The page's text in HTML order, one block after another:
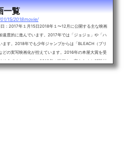
一覧
15/2018movie/
：2017年１月15日2018年１〜12月に公開する主な映画
速度的に進んでいます。2017年では「ジョジョ」や「ハ
ます。2018年でも少年ジャンプからは「BLEACH（ブリ
どの実写映画化が控えています。2016年の本屋大賞を受
そうですね。では、2018年の映画を一言あらすじ解説付
年に公開予定の主な映画一覧・曇天に...